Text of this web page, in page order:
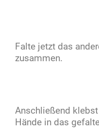
Falte jetzt das
zusammen.
Anschließend
Hände in das